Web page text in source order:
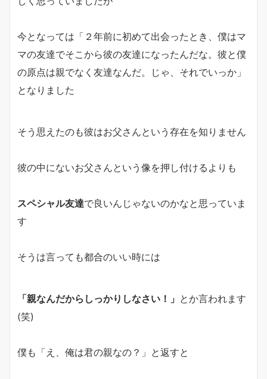
今となっては「２年前に初めて出会ったとき、僕はマ
マの友達でそこから彼の友達になったんだな。彼と僕
の原点は親でなく友達なんだ。じゃ、それでいっか」
となりました
そう思えたのも彼はお父さんという存在を知りません
彼の中にないお父さんという像を押し付けるよりも
スペシャル友達で良いんじゃないのかなと思っていま
す
そうは言っても都合のいい時には
「親なんだからしっかりしなさい！」 とか言われます
(笑)
僕も「え、俺は君の親なの？」と返すと